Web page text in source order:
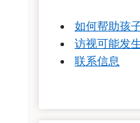
如何帮助孩
访视可能发
联系信息